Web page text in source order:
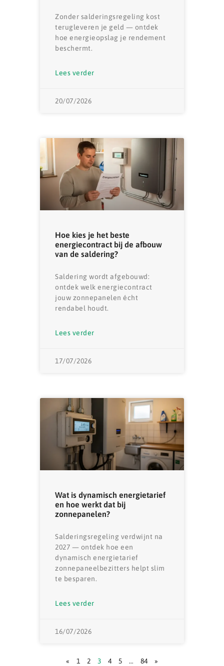
Zonder salderingsregeling kost
terugleveren je geld — ontdek
hoe energieopslag je rendement
beschermt.
Lees verder
20/07/2026
Hoe kies je het beste
energiecontract bij de afbouw
van de saldering?
Saldering wordt afgebouwd:
ontdek welk energiecontract
jouw zonnepanelen écht
rendabel houdt.
Lees verder
17/07/2026
Wat is dynamisch energietarief
en hoe werkt dat bij
zonnepanelen?
Salderingsregeling verdwijnt na
2027 — ontdek hoe een
dynamisch energietarief
zonnepaneelbezitters helpt slim
te besparen.
Lees verder
16/07/2026
« 1 2 3 4 5 … 84 »